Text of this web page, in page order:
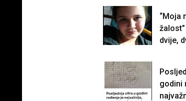
“Moja
dvije,
godini